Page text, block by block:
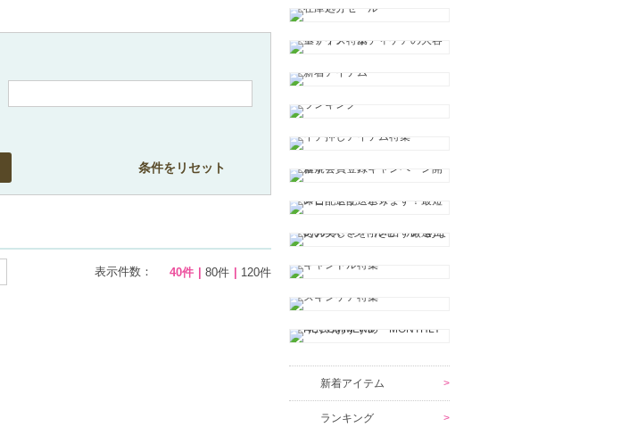
条件をリセット
表示件数： 40件 80件 120件
新着アイテム
ランキング